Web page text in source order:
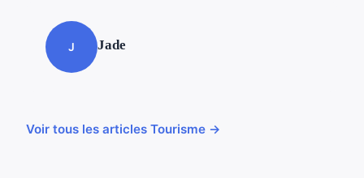
J Jade
Voir tous les articles Tourisme →